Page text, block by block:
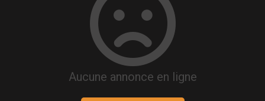
Aucune annonce en ligne